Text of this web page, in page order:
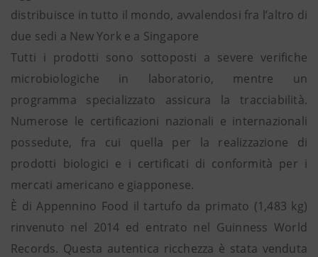
distribuisce in tutto il mondo, avvalendosi fra l’altro di
due sedi a New York e a Singapore
Tutti i prodotti sono sottoposti a severe verifiche
microbiologiche in laboratorio, mentre un
programma specializzato assicura la tracciabilità.
Numerose le certificazioni nazionali e internazionali
possedute, fra cui quella per la realizzazione di
prodotti biologici e i certificati di conformità per i
mercati americano e giapponese.
È di Appennino Food il tartufo da primato (1,483 kg)
rinvenuto nel 2014 ed entrato nel Guinness World
Records. Questa autentica ricchezza è stata venduta